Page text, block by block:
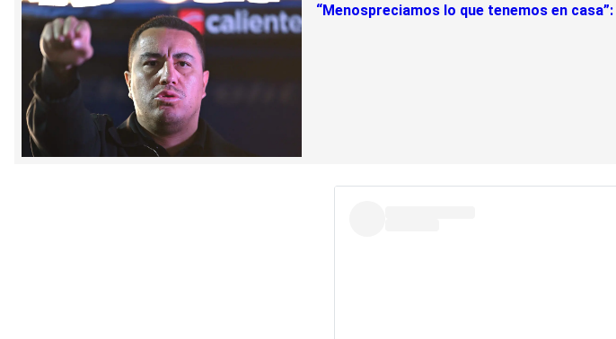
“Menospreciamos lo que tenemos en